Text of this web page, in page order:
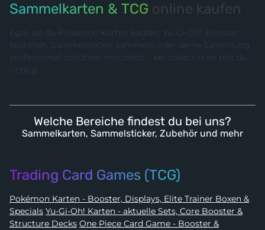
Sammelkarten & TCG online kaufen
Egal, ob du Pokémon Karten kaufen, Yu-Gi-Oh! Booster
bestellen, Sammelsticker sammeln oder deine Sammlung
professionell schützen möchtest – bei collect-it.de bist du
richtig.
Welche Bereiche findest du bei uns?
Sammelkarten, Sammelsticker, Zubehör und mehr
Trading Card Games (TCG)
Pokémon Karten - Booster, Displays, Elite Trainer Boxen &
Specials Yu-Gi-Oh! Karten - aktuelle Sets, Core Booster &
Structure Decks One Piece Card Game - Booster &